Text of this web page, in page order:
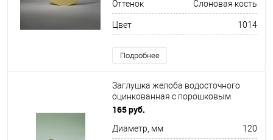
Оттенок Слоновая кость
Цвет 1014
Подробнее
Заглушка желоба водосточного
оцинкованная с порошковым
покрытием ф120мм все цвета RAL
165 руб.
Диаметр, мм 120